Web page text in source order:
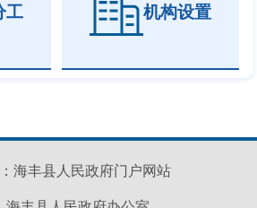
工 机构设置
海丰县人民政府门户网站